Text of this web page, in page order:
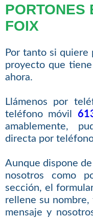
PORTONES
FOIX
Por tanto si quiere
proyecto que
ahora.
Llámenos por
teléfono móvil
amablemente,
directa por
Aunque dispone
nosotros como
sección, el
rellene su
mensaje y